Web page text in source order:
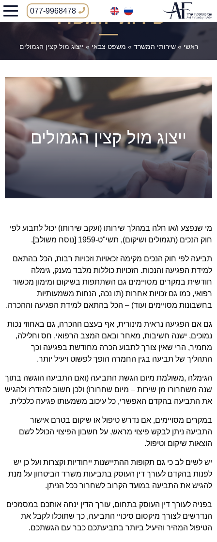
077-9968478שירותי המשרד
ראשי »שירותי המשרד » משפט צבאי » ייצוג מול קצין הגמולים
ייצוג מול קצין הגמולים
מי שנפצע ו/או חלה במהלך שירותו (ועקב שירותו) יכול לתבוע לפי
חוק הנכים (תגמולים ושיקום), תשי"ט-1959 [נוסח משולב].
תביעה לפי חוק הנכים מקימה זכאויות וזכויות רבות, הכל בהתאם
למידת הפגיעה והנכות. הזכויות כוללות מלבד מענק, גימלה
חודשית במקרים מסויימים גם השתתפות בשיקום ומימון מכשור
רפואי, כמו גם זכויות אחרות (תו נכה, הנחות משמעותיות
בחשבונות מסויימים ועוד) – הכל בהתאם למידת הפגיעה וההכרה.
גם אם הפגיעה נראית מינורית, אף בעצם ההכרה, גם באחוזי נכות
נמוכים, ישנה חשיבות, מאחר ובאם המצב הרפואי, חס וחלילה,
מחמיר, הרי שאין צורך לתבוע הכרה מחודשת בפגיעה וכך
התהליך של תביעה בגין החמרה הופך לפשוט ויעיל יותר.
הגימלה ,משולמת מיום הגשת התביעה (ואם התביעה הוגשה בתוך
שנה משחרורו מן שירות – מיום שחרורו) ולכן חשוב להזדרז ולהגיש
את התביעה בהקדם האפשרי, כל עיכוב משמעותו פגיעה כלכלית.
במקרים מסויימים, אם נדרש טיפול או שיקום בטרם אישור
התביעה ניתן לבקש פיצוי מראש, על חשבון הפיצוי הכולל לשם
הוצאות שיקום וטיפול.
יש לשים לב כי גם תקופות ההתיישנות ייחודיות וקצרות ועל כן יש
לפנות בהקדם לעורך דין העוסק בתביעות משרד הביטחון על מנת
להגיש את התביעה במועד הקרוב לשחרור ככל הניתן.
בפניה לעורך דין העוסק בתחום, עורך הדין ינחה אותכם במסמכים
הנדרשים לצורך מיקסום סיכויי התביעה, כך שתוכלו לקבל את
הטיפול המהיר והיעיל ביותר בתביעתכם כבר עם הגשתכם.